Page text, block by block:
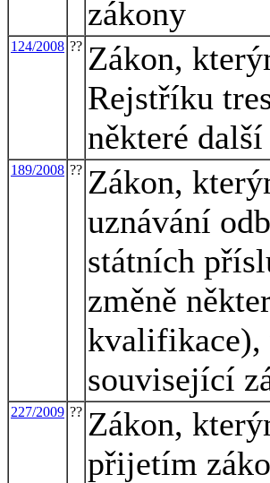
zákony
124/2008 ?? Zákon,
Rejstříku
některé
189/2008 ?? Zákon,
uznávání
státních
změně
kvalifikace),
související
227/2009 ?? Zákon,
přijetím